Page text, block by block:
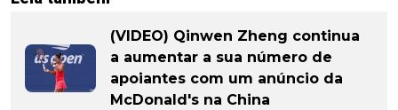
(VIDEO) Qinwen Zheng continua
a aumentar a sua número de
apoiantes com um anúncio da
McDonald's na China